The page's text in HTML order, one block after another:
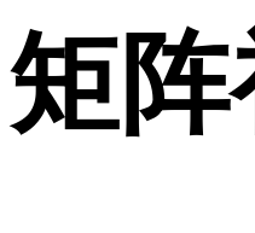
矩